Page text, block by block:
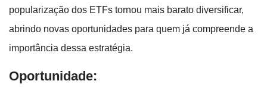
popularização dos ETFs tornou mais barato diversificar,
abrindo novas oportunidades para quem já compreende a
importância dessa estratégia.
Oportunidade: